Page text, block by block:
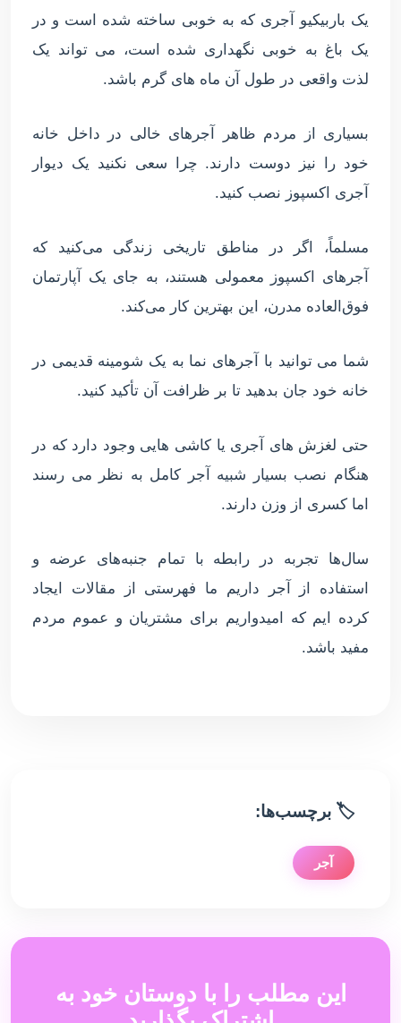
یک باربیکیو آجری که به خوبی ساخته شده است و در
یک باغ به خوبی نگهداری شده است، می تواند یک
لذت واقعی در طول آن ماه های گرم باشد.
بسیاری از مردم ظاهر آجرهای خالی در داخل خانه
خود را نیز دوست دارند. چرا سعی نکنید یک دیوار
آجری اکسپوز نصب کنید.
مسلماً، اگر در مناطق تاریخی زندگی می‌کنید که
آجرهای اکسپوز معمولی هستند، به جای یک آپارتمان
فوق‌العاده مدرن، این بهترین کار می‌کند.
شما می توانید با آجرهای نما به یک شومینه قدیمی در
خانه خود جان بدهید تا بر ظرافت آن تأکید کنید.
حتی لغزش های آجری یا کاشی هایی وجود دارد که در
هنگام نصب بسیار شبیه آجر کامل به نظر می رسند
اما کسری از وزن دارند.
سال‌ها تجربه در رابطه با تمام جنبه‌های عرضه و
استفاده از آجر داریم ما فهرستی از مقالات ایجاد
کرده ایم که امیدواریم برای مشتریان و عموم مردم
مفید باشد.
🏷️ برچسب‌ها:
آجر
این مطلب را با دوستان خود به